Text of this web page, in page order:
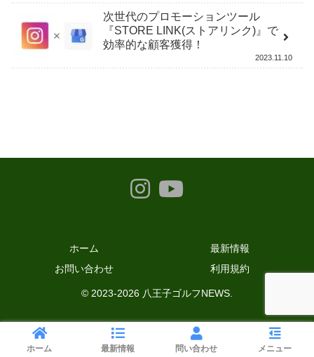
次世代のプロモーションツール
『STORE LINK(ストアリンク)』で
効率的な顧客獲得！
2023.11.10
ホーム
最新情報
お問い合わせ
利用規約
© 2023-2026 八王子ゴルフNEWS.
ホーム 最新情報 問い合わせ メニュー